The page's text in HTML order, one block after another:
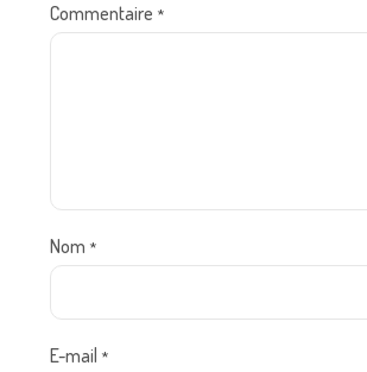
Commentaire *
Nom *
E-mail *